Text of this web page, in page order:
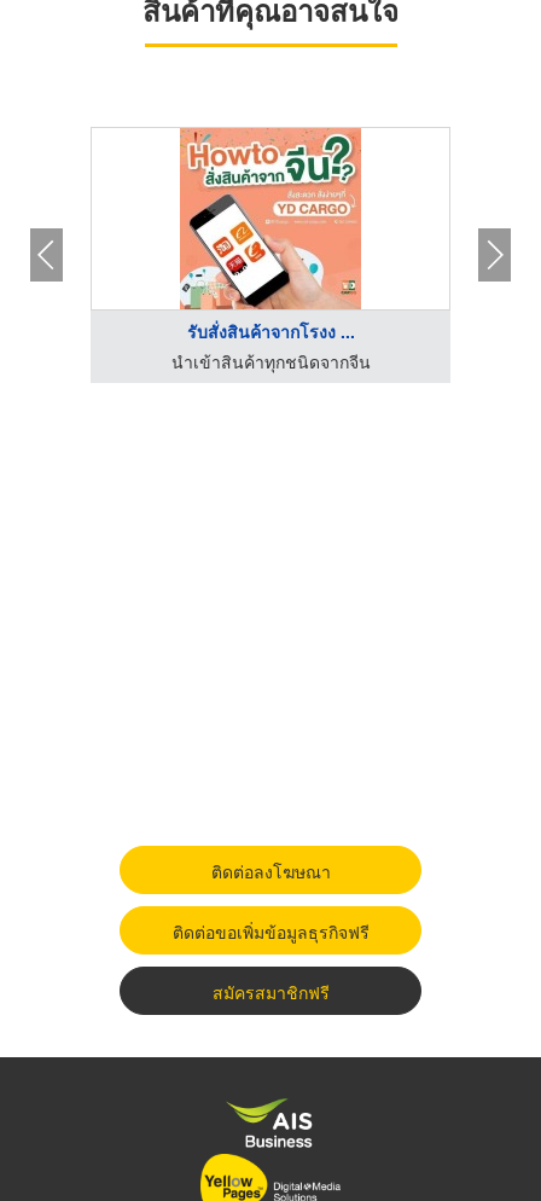
สินค้าที่คุณอาจสนใจ
รับสั่งสินค้าจากโรงง ...
นำเข้าสินค้าทุกชนิดจากจีน
ติดต่อลงโฆษณา
ติดต่อขอเพิ่มข้อมูลธุรกิจฟรี
สมัครสมาชิกฟรี